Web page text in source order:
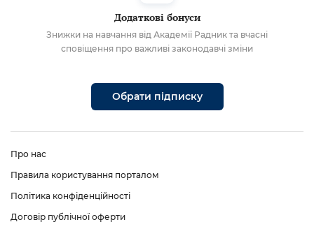
Додаткові бонуси
Знижки на навчання від Академії Радник та вчасні
сповіщення про важливі законодавчі зміни
Обрати підписку
Про нас
Правила користування порталом
Політика конфіденційності
Договір публічної оферти